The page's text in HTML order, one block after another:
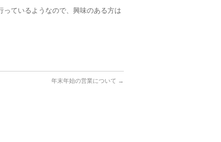
ているようなので、興味のある方は
年末年始の営業について →